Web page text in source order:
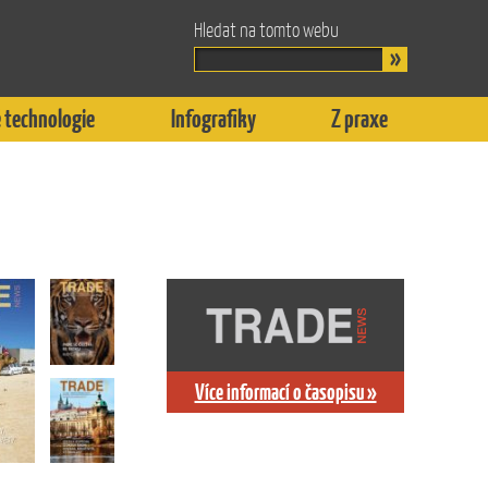
Hledat na tomto webu
technologie Infografiky Z praxe
Více informací o časopisu »